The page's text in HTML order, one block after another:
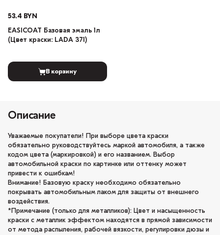
53.4 BYN
EASICOAT Базовая эмаль 1л
(Цвет краски: LADA 371)
В корзину
Описание
Уважаемые покупатели! При выборе цвета краски
обязательно руководствуйтесь маркой автомобиля, а также
кодом цвета (маркировкой) и его названием. Выбор
автомобильной краски по картинке или оттенку может
привести к ошибкам!
Внимание! Базовую краску необходимо обязательно
покрывать автомобильным лаком для защиты от внешнего
воздействия.
*Примечание (только для металликов): Цвет и насыщенность
краски с металлик эффектом находятся в прямой зависимости
от метода распыления, рабочей вязкости, регулировки дюзы и